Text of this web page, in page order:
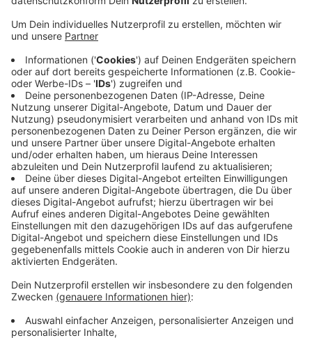
Tipps für Opfer von Cybermobbing. Brückenforum in
Bonn-Beuel, 20 Uhr geht es los. Tickets ab 39 Euro!
Anzeige
Darf es etwas zum Futtern sein?
Anzeige
Dann haben wir noch einen kleinen Tipp aus Bornheim:
Da ist am Wochenende zum zweiten Mal die Street
Food Tour. Mit dabei ist im Prinzip alles, was der
Magen sich überhaupt nur vorstellen kann: Burger,
afrikanische Eintöpfe, Sushi, schwäbische
Maultaschen und Cocktails gibt es noch oben drauf.
jeweils um 12 Uhr.
Anzeige